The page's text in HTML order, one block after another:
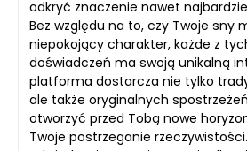
odkryć znaczenie nawet
Bez względu na to, czy Twoje sny
niepokojący charakter, każde z
doświadczeń ma swoją unikalną
platforma dostarcza nie tylko
ale także oryginalnych
otworzyć przed Tobą nowe
Twoje postrzeganie